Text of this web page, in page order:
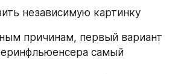
независимую картинку
причинам, первый вариант
самый